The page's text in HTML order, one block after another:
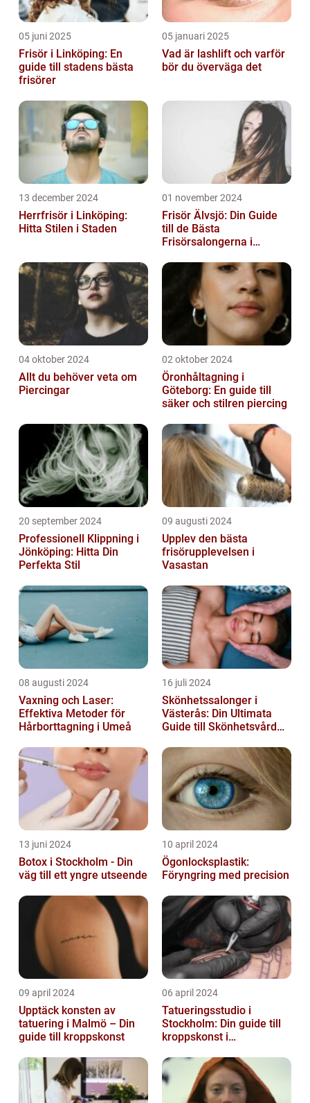
05 juni 2025
Frisör i Linköping: En
guide till stadens bästa
frisörer
05 januari 2025
Vad är lashlift och varför
bör du överväga det
13 december 2024
Herrfrisör i Linköping:
Hitta Stilen i Staden
01 november 2024
Frisör Älvsjö: Din Guide
till de Bästa
Frisörsalongerna i
04 oktober 2024
Allt du behöver veta om
Piercingar
02 oktober 2024
Öronhåltagning i
Göteborg: En guide till
säker och stilren piercing
20 september 2024
Professionell Klippning i
Jönköping: Hitta Din
Perfekta Stil
09 augusti 2024
Upplev den bästa
frisörupplevelsen i
Vasastan
08 augusti 2024
Vaxning och Laser:
Effektiva Metoder för
Hårborttagning i Umeå
16 juli 2024
Skönhetssalonger i
Västerås: Din Ultimata
Guide till Skönhetsvård
13 juni 2024
Botox i Stockholm - Din
väg till ett yngre utseende
10 april 2024
Ögonlocksplastik:
Föryngring med precision
09 april 2024
Upptäck konsten av
tatuering i Malmö – Din
guide till kroppskonst
06 april 2024
Tatueringsstudio i
Stockholm: Din guide till
kroppskonst i